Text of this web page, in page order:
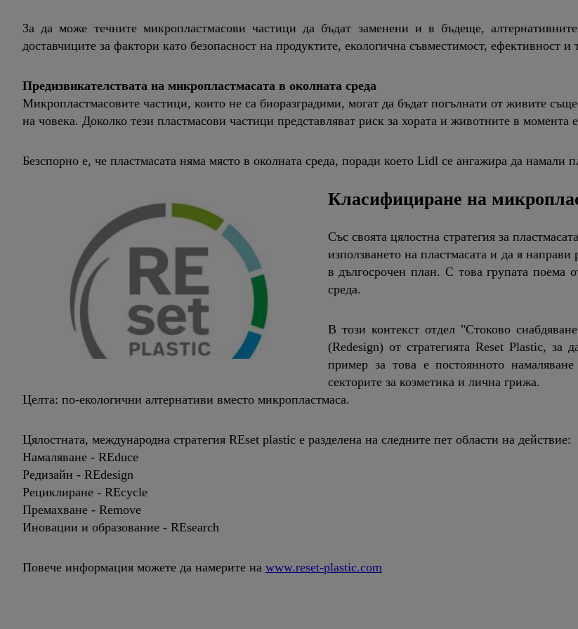
За да може течните микропластмасови частици да бъдат заменени и в бъдеще,
доставчиците за фактори като безопасност на продуктите, екологична съвместимост, ефективност
Предизвикателствата на микропластмасата в околната среда
Микропластмасовите частици, които не са биоразградими, могат да бъдат погълнати от живите
на човека. Доколко тези пластмасови частици представляват риск за хората и животните в момента
Безспорно е, че пластмасата няма място в околната среда, поради което Lidl се ангажира да намали
Класифициране на
Със своята цялостна стратегия за
използването на пластмасата и да я
в дългосрочен план. С това групата поема
среда.
В този контекст отдел "Стоково
(Redesign) от стратегията Reset Plastic,
пример за това е постоянното
секторите за козметика и лична грижа.
Целта: по-екологични алтернативи вместо микропластмаса.
Цялостната, международна стратегия REset plastic е разделена на следните пет области на действие:
Намаляване - REduce
Редизайн - REdesign
Рециклиране - REcycle
Премахване - Remove
Иновации и образование - REsearch
Повече информация можете да намерите на www.reset-plastic.com